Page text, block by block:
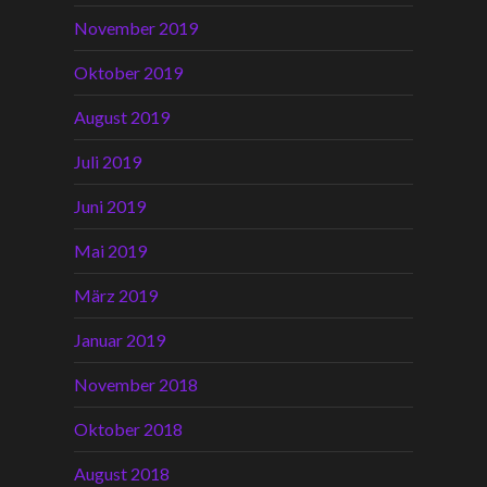
November 2019
Oktober 2019
August 2019
Juli 2019
Juni 2019
Mai 2019
März 2019
Januar 2019
November 2018
Oktober 2018
August 2018